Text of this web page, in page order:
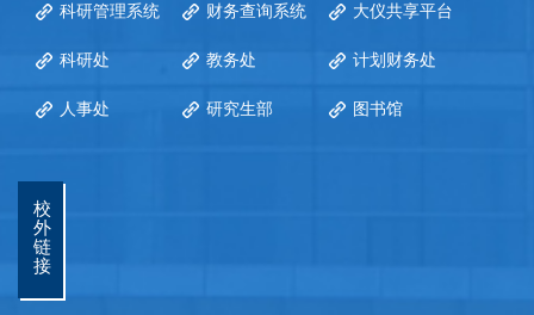
科研管理系统 财务查询系统 大仪共享平台
科研处 教务处 计划财务处
人事处 研究生部 图书馆
校
外
链
接